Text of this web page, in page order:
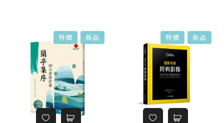
特價 新品 特價 新品